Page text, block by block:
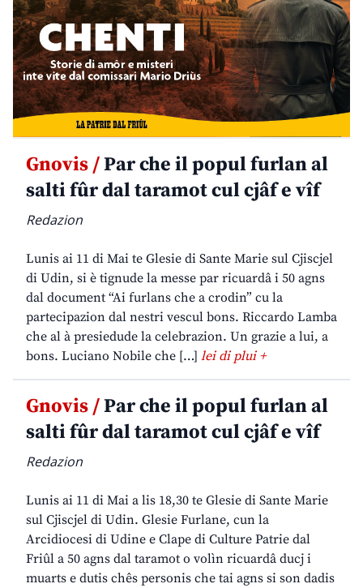
Gnovis /Par che il popul furlan al
salti fûr dal taramot cul cjâf e vîf
Redazion
Lunis ai 11 di Mai te Glesie di Sante Marie sul Cjiscjel
di Udin, si è tignude la messe par ricuardâ i 50 agns
dal document “Ai furlans che a crodin” cu la
partecipazion dal nestri vescul bons. Riccardo Lamba
che al à presiedude la celebrazion. Un grazie a lui, a
bons. Luciano Nobile che […] lei di plui +
Gnovis /Par che il popul furlan al
salti fûr dal taramot cul cjâf e vîf
Redazion
Lunis ai 11 di Mai a lis 18,30 te Glesie di Sante Marie
sul Cjiscjel di Udin. Glesie Furlane, cun la
Arcidiocesi di Udine e Clape di Culture Patrie dal
Friûl a 50 agns dal taramot o volìn ricuardâ ducj i
muarts e dutis chês personis che tai agns si son dadis